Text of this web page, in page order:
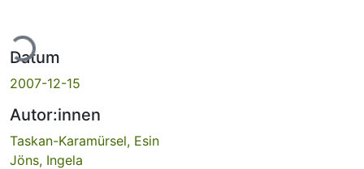
Datum
2007-12-15
Autor:innen
Taskan-Karamürsel, Esin
Jöns, Ingela